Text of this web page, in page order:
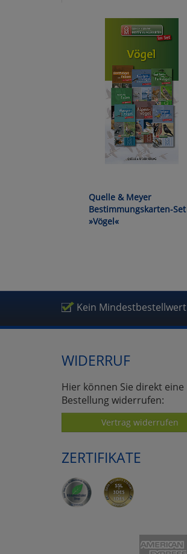
Quelle & Meyer
Bestimmungskarten-Set
»Vögel«
Kein Mindestbestellwert
WIDERRUF
Hier können Sie direkt eine
Bestellung widerrufen:
Vertrag widerrufen
ZERTIFIKATE